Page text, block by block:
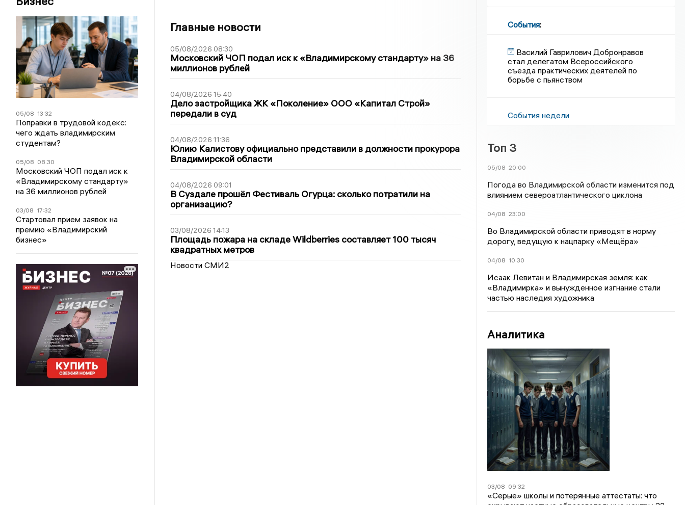
05/08 13:32
Поправки в трудовой кодекс:
чего ждать владимирским
студентам?
05/08 08:30
Московский ЧОП подал иск к
«Владимирскому стандарту»
на 36 миллионов рублей
03/08 17:32
Стартовал прием заявок на
премию «Владимирский
бизнес»
Главные новости
05/08/2026 08:30
Московский ЧОП подал иск к «Владимирскому стандарту» на 36
миллионов рублей
04/08/2026 15:40
Дело застройщика ЖК «Поколение» ООО «Капитал Строй»
передали в суд
04/08/2026 11:36
Юлию Калистову официально представили в должности прокурора
Владимирской области
04/08/2026 09:01
В Суздале прошёл Фестиваль Огурца: сколько потратили на
организацию?
03/08/2026 14:13
Площадь пожара на складе Wildberries составляет 100 тысяч
квадратных метров
Новости СМИ2
События:
Василий Гаврилович Добронравов
стал делегатом Всероссийского
съезда практических деятелей по
борьбе с пьянством
События недели
Топ 3
05/08 20:00
Погода во Владимирской области изменится под
влиянием североатлантического циклона
04/08 23:00
Во Владимирской области приводят в норму
дорогу, ведущую к нацпарку «Мещёра»
04/08 10:30
Исаак Левитан и Владимирская земля: как
«Владимирка» и вынужденное изгнание стали
частью наследия художника
Аналитика
03/08 09:32
«Серые» школы и потерянные аттестаты: что